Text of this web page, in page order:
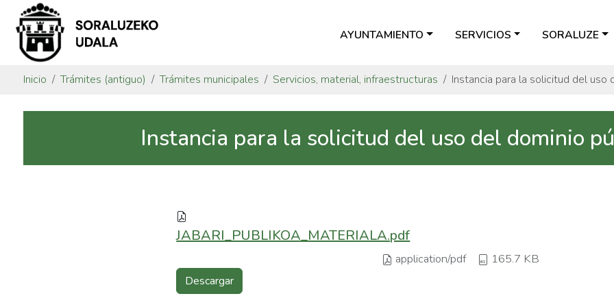
AYUNTAMIENTO SERVICIOS SORALUZE
Inicio Trámites (antiguo) Trámites municipales Servicios, material, infraestructuras Instancia para la solicitud del
Instancia para la solicitud del uso del dominio
JABARI_PUBLIKOA_MATERIALA.pdf
application/pdf 165.7 KB
Descargar